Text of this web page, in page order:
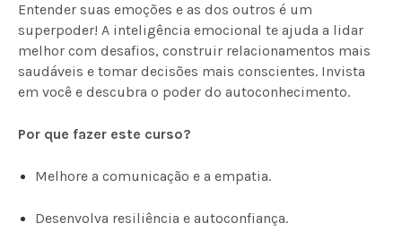
Entender suas emoções e as dos outros é um
superpoder! A inteligência emocional te ajuda a lidar
melhor com desafios, construir relacionamentos mais
saudáveis e tomar decisões mais conscientes. Invista
em você e descubra o poder do autoconhecimento.
Por que fazer este curso?
Melhore a comunicação e a empatia.
Desenvolva resiliência e autoconfiança.